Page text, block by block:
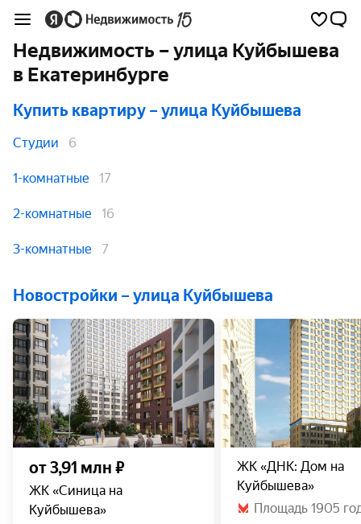
Недвижимость – улица Куйбышева
в Екатеринбурге
Купить квартиру – улица Куйбышева
Студии 6
1-комнатные 17
2-комнатные 16
3-комнатные 7
Новостройки – улица Куйбышева
от 3,91 млн ₽
ЖК «Синица на
Куйбышева»
ЖК «ДНК: Дом на
Куйбышева»
Площадь 1905